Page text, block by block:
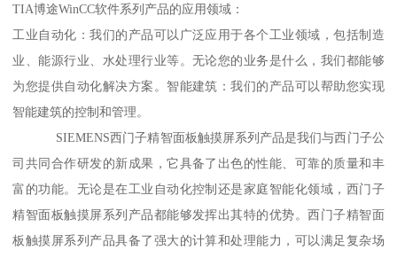
TIA博途WinCC软件系列产品的应用领域：
工业自动化：我们的产品可以广泛应用于各个工业领域，包括制造
业、能源行业、水处理行业等。无论您的业务是什么，我们都能够
为您提供自动化解决方案。智能建筑：我们的产品可以帮助您实现
智能建筑的控制和管理。
SIEMENS西门子精智面板触摸屏系列产品是我们与西门子公
司共同合作研发的新成果，它具备了出色的性能、可靠的质量和丰
富的功能。无论是在工业自动化控制还是家庭智能化领域，西门子
精智面板触摸屏系列产品都能够发挥出其特的优势。西门子精智面
板触摸屏系列产品具备了强大的计算和处理能力，可以满足复杂场